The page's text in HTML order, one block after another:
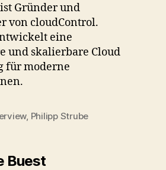
Gründer und
von cloudControl.
eine
und skalierbare Cloud
für moderne
, Philipp Strube
Buest